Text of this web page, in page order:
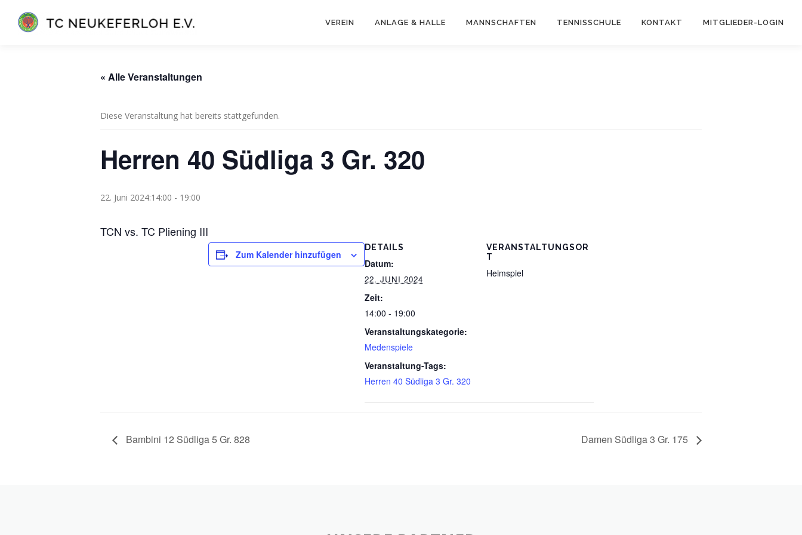
Inhalt
springen
VEREIN ANLAGE & HALLE MANNSCHAFTEN TENNISSCHULE KONTAKT MITGLIEDER-LOGIN
« Alle Veranstaltungen
Diese Veranstaltung hat bereits stattgefunden.
Herren 40 Südliga 3 Gr. 320
22. Juni 2024:14:00 - 19:00
TCN vs. TC Pliening III
Zum Kalender hinzufügen
DETAILS
Datum:
22. JUNI 2024
Zeit:
14:00 - 19:00
Veranstaltungskategorie:
Medenspiele
Veranstaltung-Tags:
Herren 40 Südliga 3 Gr. 320
VERANSTALTUNGSOR
T
Heimspiel
Bambini 12 Südliga 5 Gr. 828 Damen Südliga 3 Gr. 175